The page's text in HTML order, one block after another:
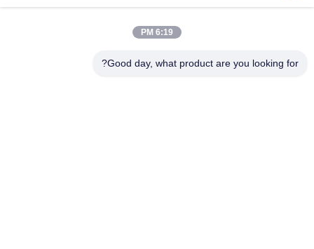
6:19 PM
Good day, what product are you looking for?